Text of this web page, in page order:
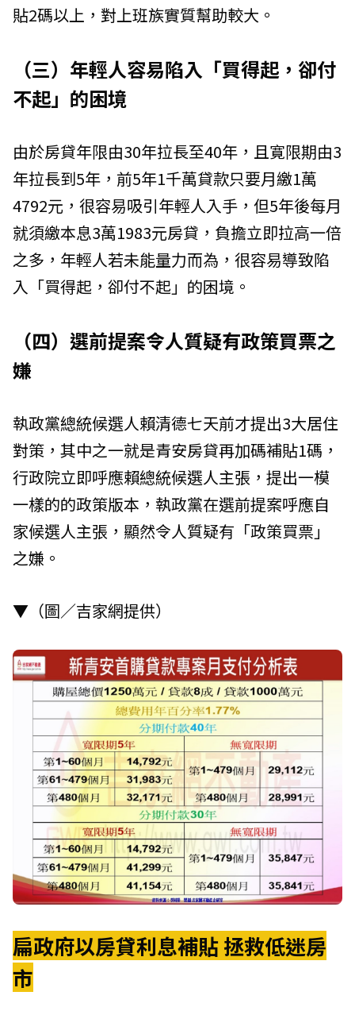
貼2碼以上，對上班族實質幫助較大。
（三）年輕人容易陷入「買得起，卻付
不起」的困境
由於房貸年限由30年拉長至40年，且寛限期由3
年拉長到5年，前5年1千萬貸款只要月繳1萬
4792元，很容易吸引年輕人入手，但5年後每月
就須繳本息3萬1983元房貸，負擔立即拉高一倍
之多，年輕人若未能量力而為，很容易導致陷
入「買得起，卻付不起」的困境。
（四）選前提案令人質疑有政策買票之
嫌
執政黨總統候選人賴清德七天前才提出3大居住
對策，其中之一就是青安房貸再加碼補貼1碼，
行政院立即呼應賴總統候選人主張，提出一模
一樣的的政策版本，執政黨在選前提案呼應自
家候選人主張，顯然令人質疑有「政策買票」
之嫌。
▼（圖／吉家網提供）
扁政府以房貸利息補貼 拯救低迷房
市